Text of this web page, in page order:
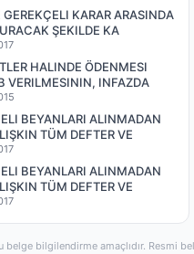
GEREKÇELI KARAR ARASINDA
ŞEKILDE KA
HALINDE ÖDENMESI
VERILMESININ, INFAZDA
BEYANLARI ALINMADAN
TÜM DEFTER VE
BEYANLARI ALINMADAN
TÜM DEFTER VE
bilgilendirme amaçlıdır. Resmi